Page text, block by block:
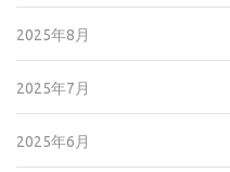
2025年8月
2025年7月
2025年6月